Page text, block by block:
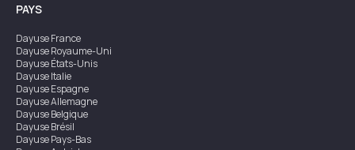
PAYS
DayuseFrance
DayuseRoyaume-Uni
DayuseÉtats-Unis
DayuseItalie
DayuseEspagne
DayuseAllemagne
DayuseBelgique
DayuseBrésil
DayusePays-Bas